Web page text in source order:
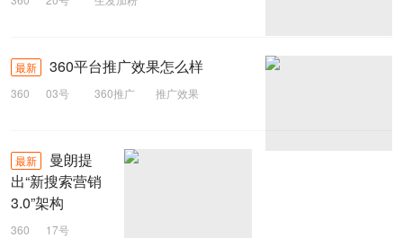
最新 360平台推广效果怎么样
360 03号 360推广
推广效果
最新
曼朗提
出“新搜索营销
3.0”架构
360
17号